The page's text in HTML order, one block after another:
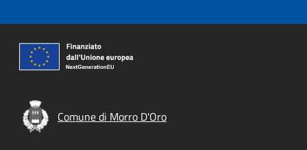
Comune di Morro D'Oro